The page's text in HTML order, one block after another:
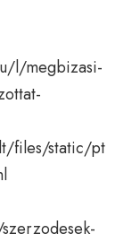
l/megbizasi-
files/static/pt